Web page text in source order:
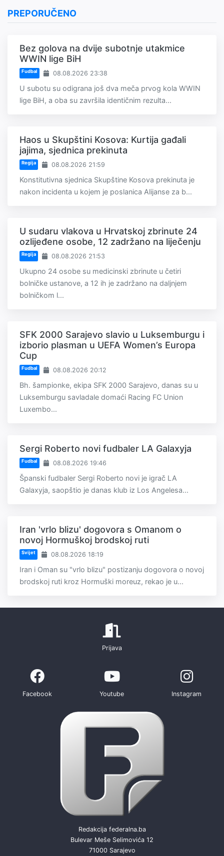
PREPORUČENO
Bez golova na dvije subotnje utakmice
WWIN lige BiH
Fudbal 08.08.2026 23:38
U subotu su odigrana još dva meča prvog kola WWIN
lige BiH, a oba su završila identičnim rezulta...
Haos u Skupštini Kosova: Kurtija gađali
jajima, sjednica prekinuta
Regija 08.08.2026 21:59
Konstitutivna sjednica Skupštine Kosova prekinuta je
nakon incidenta u kojem je poslanica Alijanse za b...
U sudaru vlakova u Hrvatskoj zbrinute 24
ozlijeđene osobe, 12 zadržano na liječenju
Regija 08.08.2026 21:53
Ukupno 24 osobe su medicinski zbrinute u četiri
bolničke ustanove, a 12 ih je zadržano na daljnjem
bolničkom l...
SFK 2000 Sarajevo slavio u Luksemburgu i
izborio plasman u UEFA Women’s Europa
Cup
Fudbal 08.08.2026 20:12
Bh. šampionke, ekipa SFK 2000 Sarajevo, danas su u
Luksemburgu savladale domaći Racing FC Union
Luxembo...
Sergi Roberto novi fudbaler LA Galaxyja
Fudbal 08.08.2026 19:46
Španski fudbaler Sergi Roberto novi je igrač LA
Galaxyja, saopštio je danas klub iz Los Angelesa...
Iran 'vrlo blizu' dogovora s Omanom o
novoj Hormuškoj brodskoj ruti
Svijet 08.08.2026 18:19
Iran i Oman su "vrlo blizu" postizanju dogovora o novoj
brodskoj ruti kroz Hormuški moreuz, rekao je u...
Prijava
Facebook Youtube Instagram
Redakcija federalna.ba
Bulevar Meše Selimovića 12
71000 Sarajevo